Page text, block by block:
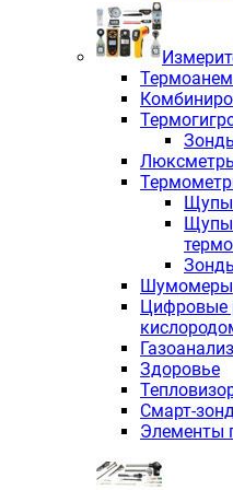
Щупы
Щупы
Шумомеры
Цифровые
Здоровье
Смарт-
Элементы